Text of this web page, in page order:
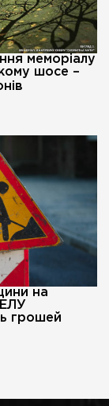
меморіалу
шосе –
на
грошей